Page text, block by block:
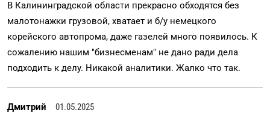
В Калининградской области прекрасно обходятся без
малотонажки грузовой, хватает и б/у немецкого
корейского автопрома, даже газелей много появилось. К
сожалению нашим "бизнесменам" не дано ради дела
подходить к делу. Никакой аналитики. Жалко что так.
Дмитрий
01.05.2025